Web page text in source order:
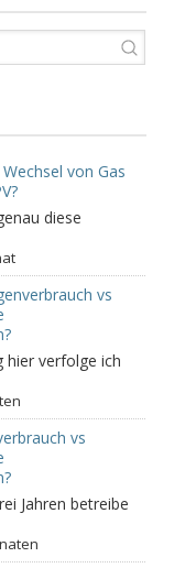
von Gas
diese
vs
hier verfolge ich
vs
Jahren betreibe